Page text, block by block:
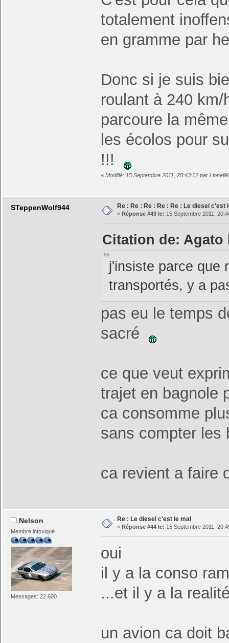
totalement
en gramme par
Donc si je suis
roulant à 240
parcoure la
les écolos pour
!!!
« Modifié: 15 Septembre 2011, 20:43:12 par
STeppenWolf944 Re : Re : Re : Re : Re : Le diesel c'est
« Réponse #43 le: 15 Septembre 2011,
Citation de: Agato
j'insiste parce que
transportés, y a
pas eu le temps
sacré
ce que veut
trajet en bagnole
ca consomme
sans compter les
ca revient a faire
Nelson
Membre intoxiqué
Messages: 22 600
Re : Le diesel c'est le mal
« Réponse #44 le: 15 Septembre 2011,
oui
il y a la conso
...et il y a la
un avion ca doit